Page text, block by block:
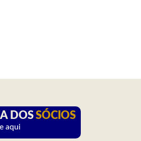
DOSSÓCIOS
aqui